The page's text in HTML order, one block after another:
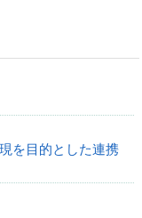
を目的とした連携